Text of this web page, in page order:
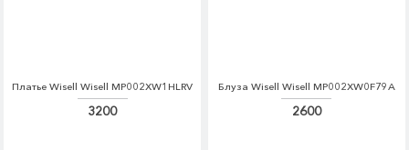
Платье Wisell Wisell MP002XW1HLRV
3200
Блуза Wisell Wisell MP002XW0F79A
2600